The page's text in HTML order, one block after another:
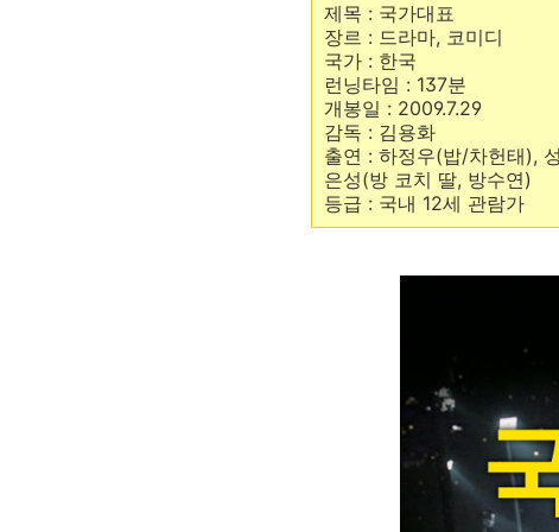
제목 : 국가대표
장르 : 드라마, 코미디
국가 : 한국
런닝타임 : 137분
개봉일 : 2009.7.29
감독 : 김용화
출연 : 하정우(밥/차헌태),
은성(방 코치 딸, 방수연)
등급 : 국내 12세 관람가